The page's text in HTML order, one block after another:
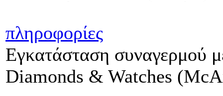
πληροφορίες
Εγκατάσταση συναγερμού
Diamonds & Watches